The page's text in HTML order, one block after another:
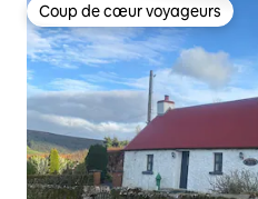
Coup de cœur voyageurs
Coup de cœur voyageurs